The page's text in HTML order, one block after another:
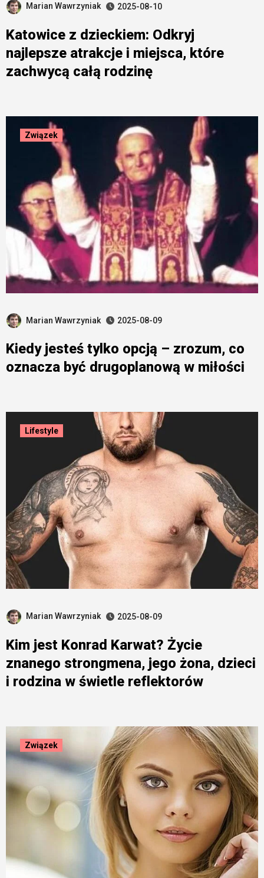
Marian Wawrzyniak 2025-08-10
Katowice z dzieckiem: Odkryj
najlepsze atrakcje i miejsca, które
zachwycą całą rodzinę
Związek
Marian Wawrzyniak 2025-08-09
Kiedy jesteś tylko opcją – zrozum, co
oznacza być drugoplanową w miłości
Lifestyle
Marian Wawrzyniak 2025-08-09
Kim jest Konrad Karwat? Życie
znanego strongmena, jego żona, dzieci
i rodzina w świetle reflektorów
Związek